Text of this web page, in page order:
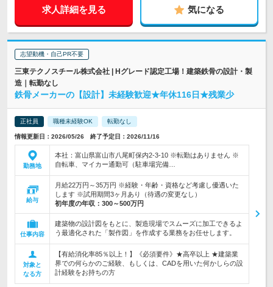
求人詳細を見る 気になる
志望動機・自己PR不要
三東テクノスチール株式会社 | Hグレード認定工場！建築鉄骨の設計・製
造｜転勤なし
鉄骨メーカーの【設計】未経験歓迎★年休116日★残業少
正社員 職種未経験OK 転勤なし
情報更新日：2026/05/26 終了予定日：2026/11/16
勤務地
本社：富山県富山市八尾町保内2-3-10 ※転勤はありません ※
自転車、マイカー通勤可（駐車場完備…
給与
月給22万円～35万円 ※経験・年齢・資格など考慮し優遇いた
します ※試用期間3ヶ月あり（待遇の変更なし）
初年度の年収： 300～500万円
仕事内容
建築物の設計図をもとに、製造現場でスムーズに加工できるよ
う最適化された「製作図」を作成する業務をお任せします。
対象と
なる方
【有給消化率85％以上！】《必須要件》★高卒以上 ★建築業
界での何らかのご経験、もしくは、CADを用いた何かしらの設
計経験をお持ちの方